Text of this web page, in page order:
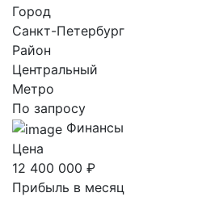
Город
Санкт-Петербург
Район
Центральный
Метро
По запросу
Финансы
Цена
12 400 000 ₽
Прибыль в месяц